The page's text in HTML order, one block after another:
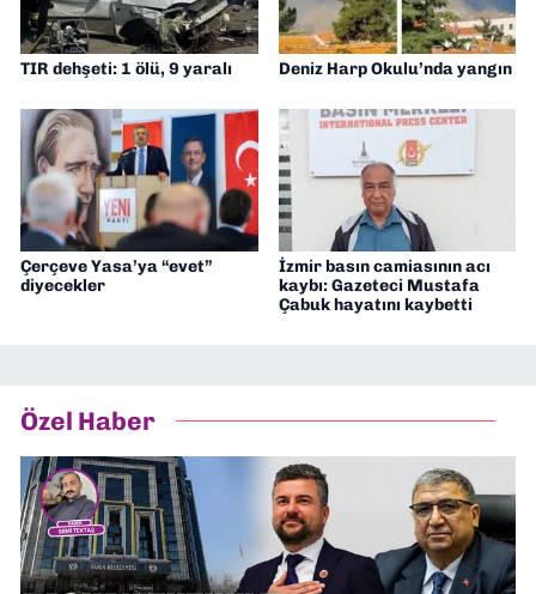
TIR dehşeti: 1 ölü, 9 yaralı Deniz Harp Okulu’nda yangın
Çerçeve Yasa’ya “evet”
diyecekler
İzmir basın camiasının acı
kaybı: Gazeteci Mustafa
Çabuk hayatını kaybetti
Özel Haber